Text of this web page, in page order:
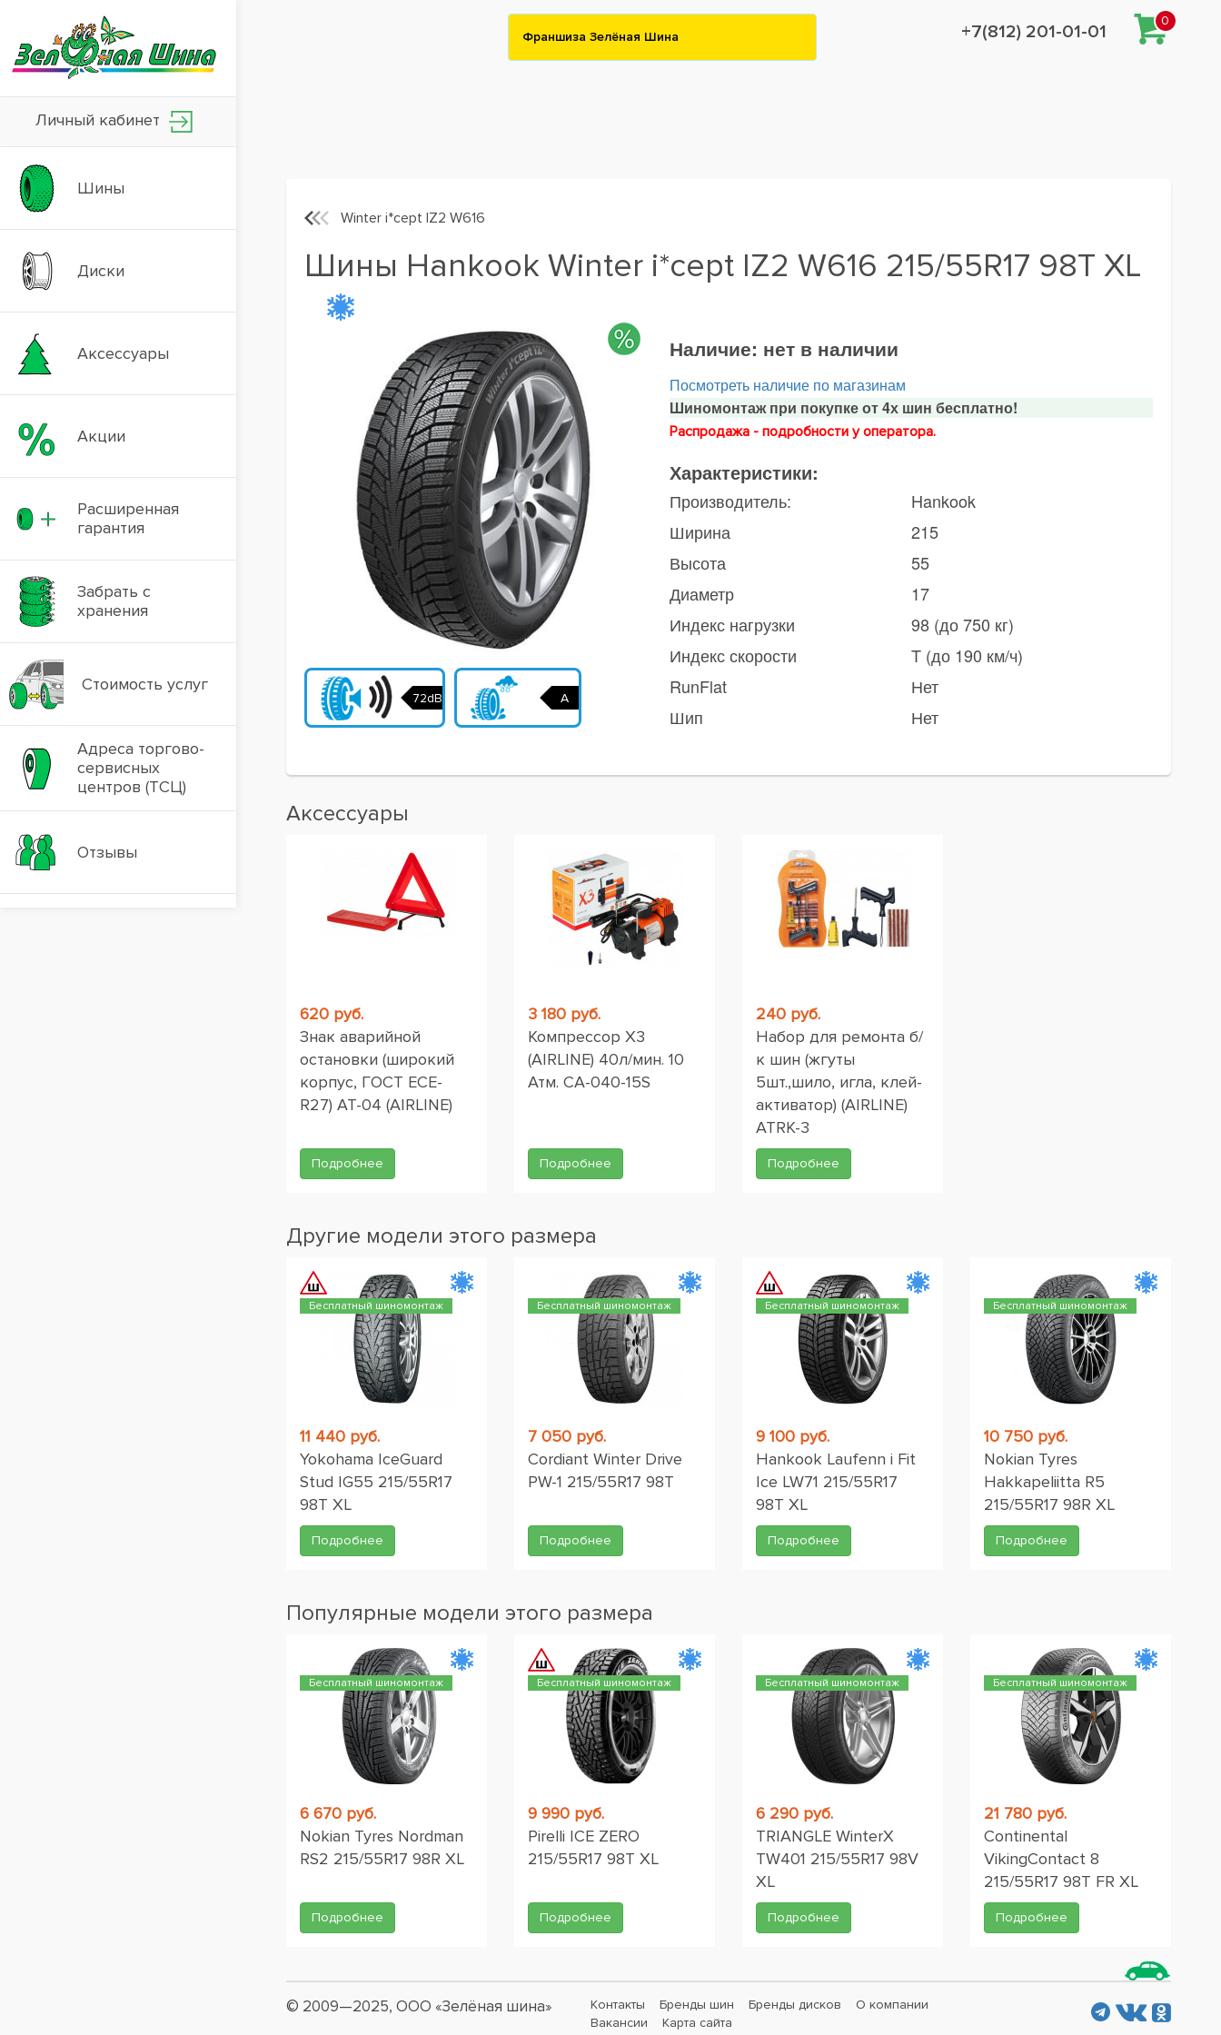
Личный кабинет
Шины
Диски
Аксессуары
Акции
Расширенная
гарантия
Забрать с
хранения
Стоимость услуг
Адреса торгово-
сервисных
центров (ТСЦ)
Отзывы
Франшиза Зелёная Шина +7(812) 201-01-01
0
Winter i*cept IZ2 W616
Шины Hankook Winter i*cept IZ2 W616 215/55R17 98T XL
72dB A
Наличие: нет в наличии
Посмотреть наличие по магазинам
Шиномонтаж при покупке от 4х шин бесплатно!
Распродажа - подробности у оператора.
Характеристики:
Производитель:
Hankook
Ширина
215
Высота
55
Диаметр
17
Индекс нагрузки
98 (до 750 кг)
Индекс скорости
T (до 190 км/ч)
RunFlat
Нет
Шип
Нет
Аксессуары
620 руб.
Знак аварийной
остановки (широкий
корпус, ГОСТ ЕСЕ-
R27) AT-04 (AIRLINE)
Подробнее
3 180 руб.
Компрессор X3
(AIRLINE) 40л/мин. 10
Атм. CA-040-15S
Подробнее
240 руб.
Набор для ремонта б/
к шин (жгуты
5шт.,шило, игла, клей-
активатор) (AIRLINE)
ATRK-3
Подробнее
Другие модели этого размера
Бесплатный шиномонтаж
11 440 руб.
Yokohama IceGuard
Stud IG55 215/55R17
98T XL
Подробнее
Бесплатный шиномонтаж
7 050 руб.
Cordiant Winter Drive
PW-1 215/55R17 98T
Подробнее
Бесплатный шиномонтаж
9 100 руб.
Hankook Laufenn i Fit
Ice LW71 215/55R17
98T XL
Подробнее
Бесплатный шиномонтаж
10 750 руб.
Nokian Tyres
Hakkapeliitta R5
215/55R17 98R XL
Подробнее
Популярные модели этого размера
Бесплатный шиномонтаж
6 670 руб.
Nokian Tyres Nordman
RS2 215/55R17 98R XL
Подробнее
Бесплатный шиномонтаж
9 990 руб.
Pirelli ICE ZERO
215/55R17 98T XL
Подробнее
Бесплатный шиномонтаж
6 290 руб.
TRIANGLE WinterX
TW401 215/55R17 98V
XL
Подробнее
Бесплатный шиномонтаж
21 780 руб.
Continental
VikingContact 8
215/55R17 98T FR XL
Подробнее
© 2009—2025, ООО «Зелёная шина» Контакты Бренды шин Бренды дисков
О компании
Вакансии
Карта сайта